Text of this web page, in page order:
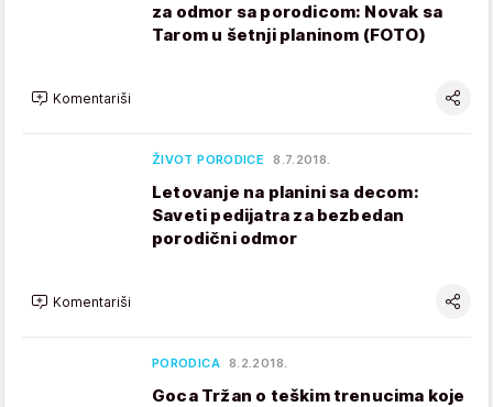
za odmor sa porodicom: Novak sa
Tarom u šetnji planinom (FOTO)
Komentariši
ŽIVOT PORODICE 8.7.2018.
Letovanje na planini sa decom:
Saveti pedijatra za bezbedan
porodični odmor
Komentariši
PORODICA 8.2.2018.
Goca Tržan o teškim trenucima koje